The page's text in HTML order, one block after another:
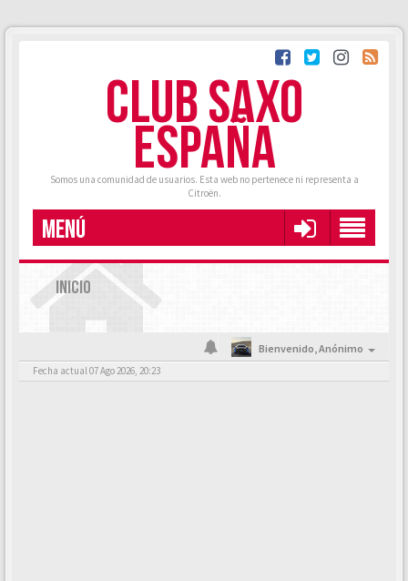
CLUB SAXO
ESPAÑA
Somos una comunidad de usuarios. Esta web no pertenece ni representa a
Citroën.
MENÚ
INICIO
Bienvenido,Anónimo
Fecha actual 07 Ago 2026, 20:23